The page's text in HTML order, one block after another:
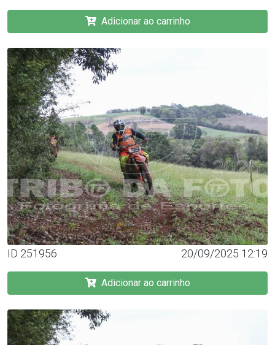
Adicionar ao carrinho
ID 251956 20/09/2025 12:19
Adicionar ao carrinho